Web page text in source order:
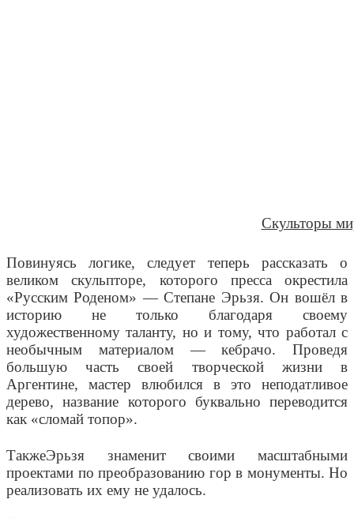
Скульторы
Повинуясь логике, следует теперь рассказать о
великом скульпторе, которого пресса окрестила
«Русским Роденом» — Степане Эрьзя. Он вошёл в
историю не только благодаря своему
художественному таланту, но и тому, что работал с
необычным материалом — кебрачо. Проведя
большую часть своей творческой жизни в
Аргентине, мастер влюбился в это неподатливое
дерево, название которого буквально переводится
как «сломай топор».
ТакжеЭрьзя знаменит своими масштабными
проектами по преобразованию гор в монументы. Но
реализовать их ему не удалось.